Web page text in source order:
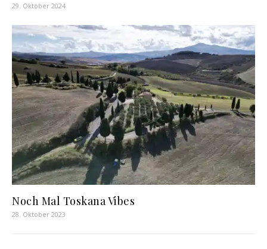
29. Oktober 2024
Noch Mal Toskana Vibes
28. Oktober 2023